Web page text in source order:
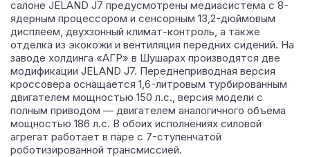
салоне JELAND J7 предусмотрены медиасистема с 8-
ядерным процессором и сенсорным 13,2-дюймовым
дисплеем, двухзонный климат-контроль, а также
отделка из экокожи и вентиляция передних сидений. На
заводе холдинга «АГР» в Шушарах производятся две
модификации JELAND J7. Переднеприводная версия
кроссовера оснащается 1,6-литровым турбированным
двигателем мощностью 150 л.с., версия модели с
полным приводом — двигателем аналогичного объёма
мощностью 186 л.с. В обоих исполнениях силовой
агрегат работает в паре с 7-ступенчатой
роботизированной трансмиссией.